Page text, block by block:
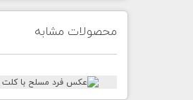
محصولات مشابه